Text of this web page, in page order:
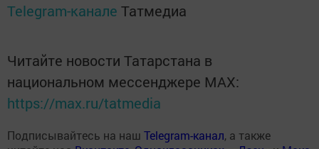
Telegram-канале Татмедиа
Читайте новости Татарстана в
национальном мессенджере MАХ:
https://max.ru/tatmedia
Подписывайтесь на наш Telegram-канал, а также